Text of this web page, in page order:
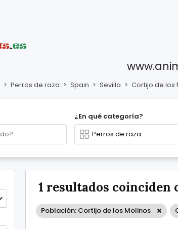
> Perros de raza > Spain > Sevilla > Cortijo de los
¿En qué categoría?
1 resultados coinciden
Población: Cortijo de los Molinos